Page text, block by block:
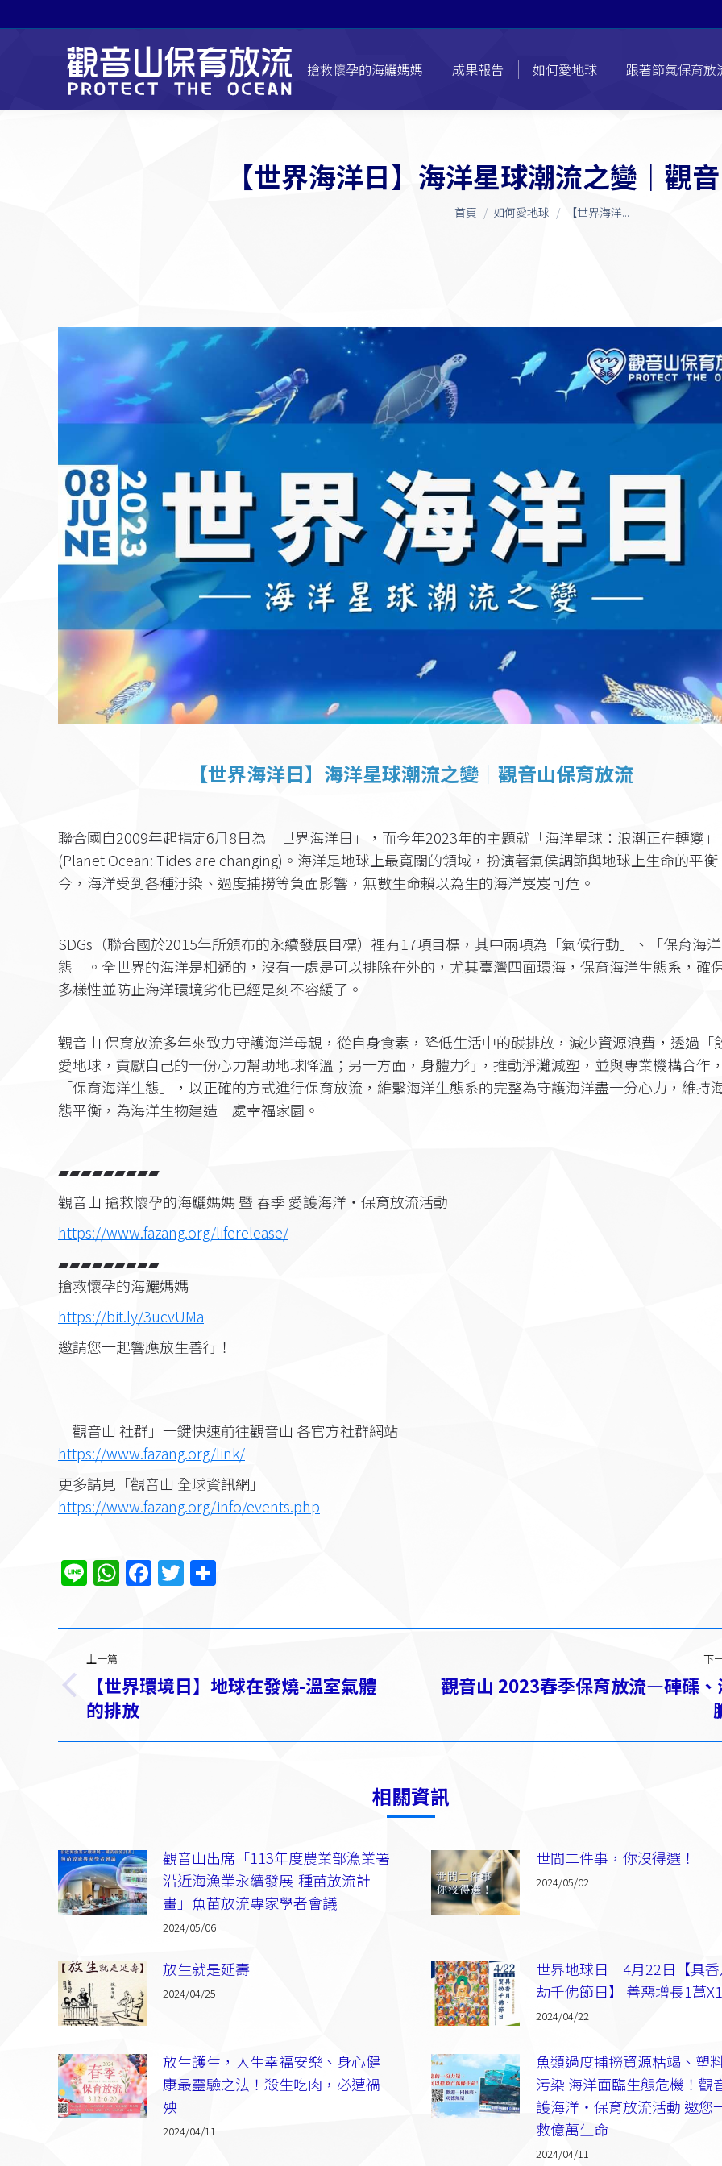
搶救懷孕的海鱺媽媽 成果報告 如何愛地球 跟著節氣保育放
【世界海洋日】海洋星球潮流之變｜觀
您在這裡：
首頁 如何愛地球 【世界海洋...
【世界海洋日】海洋星球潮流之變｜ 觀音山保育放流
聯合國自2009年起指定6月8日為「世界海洋日」，而今年2023年的主題就「海洋星球：浪潮正在轉變」
(Planet Ocean: Tides are changing)。海洋是地球上最寬闊的領域，扮演著氣侯調節與地球上生命的平
今，海洋受到各種汙染、過度捕撈等負面影響，無數生命賴以為生的海洋岌岌可危。
SDGs（聯合國於2015年所頒布的永續發展目標）裡有17項目標，其中兩項為「氣候行動」、「保育海
態」。全世界的海洋是相通的，沒有一處是可以排除在外的，尤其臺灣四面環海，保育海洋生態系，確
多樣性並防止海洋環境劣化已經是刻不容緩了。
觀音山 保育放流多年來致力守護海洋母親，從自身食素，降低生活中的碳排放，減少資源浪費，透過「
愛地球，貢獻自己的一份心力幫助地球降溫；另一方面，身體力行，推動淨灘減塑，並與專業機構合作
「保育海洋生態」，以正確的方式進行保育放流，維繫海洋生態系的完整為守護海洋盡一分心力，維持
態平衡，為海洋生物建造一處幸福家園。
▰▰▰▰▰▰▰▰▰
觀音山 搶救懷孕的海鱺媽媽 暨 春季 愛護海洋‧保育放流活動
https://www.fazang.org/liferelease/
▰▰▰▰▰▰▰▰▰
搶救懷孕的海鱺媽媽
https://bit.ly/3ucvUMa
邀請您一起響應放生善行！
「觀音山 社群」一鍵快速前往觀音山 各官方社群網站
https://www.fazang.org/link/​
更多請見「觀音山 全球資訊網」
https://www.fazang.org/info/events.php
LineWhatsApp
Facebook
Twitter
章
航
上一篇
上
一
篇：
【世界環境日】地球在發燒-溫室氣體
的排放
下
下
篇：
觀音山 2023春季保育放流—硨磲、
相關資訊
觀音山出席「113年度農業部漁業署
沿近海漁業永續發展-種苗放流計
畫」魚苗放流專家學者會議
2024/05/06
世間二件事，你沒得選！
2024/05/02
放生就是延壽
2024/04/25
世界地球日｜4月22日【具
劫千佛節日】 善惡增長1萬
2024/04/22
放生護生，人生幸福安樂、身心健
康最靈驗之法！殺生吃肉，必遭禍
殃
2024/04/11
魚類過度捕撈資源枯竭、塑
污染 海洋面臨生態危機！觀
護海洋‧保育放流活動 邀您
救億萬生命
2024/04/11